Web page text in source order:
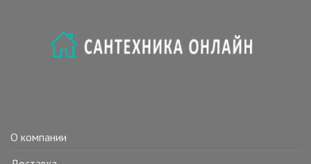
О компании